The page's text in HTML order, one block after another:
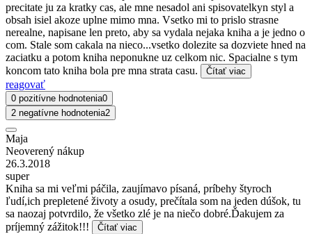
precitate ju za kratky cas, ale mne nesadol ani spisovatelkyn styl a
obsah isiel akoze uplne mimo mna. Vsetko mi to prislo strasne
nerealne, napisane len preto, aby sa vydala nejaka kniha a je jedno o
com. Stale som cakala na nieco...vsetko dolezite sa dozviete hned na
zaciatku a potom kniha neponukne uz celkom nic. Spacialne s tym
koncom tato kniha bola pre mna strata casu.
Čítať viac
reagovať
0 pozitívne hodnotenia0
2 negatívne hodnotenia2
Maja
Neoverený nákup
26.3.2018
super
Kniha sa mi veľmi páčila, zaujímavo písaná, príbehy štyroch
ľudí,ich prepletené životy a osudy, prečítala som na jeden dúšok, tu
sa naozaj potvrdilo, že všetko zlé je na niečo dobré.Ďakujem za
príjemný zážitok!!!
Čítať viac